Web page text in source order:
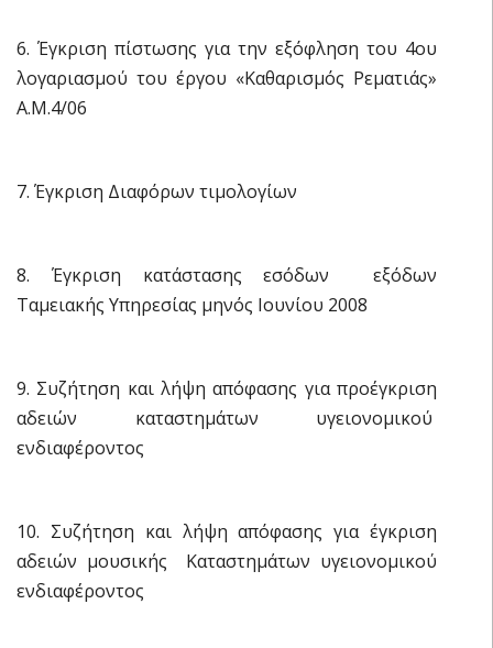
6. Έγκριση πίστωσης για την εξόφληση του 4ου
λογαριασμού του έργου «Καθαρισμός Ρεματιάς»
Α.Μ.4/06
7. Έγκριση Διαφόρων τιμολογίων
8. Έγκριση κατάστασης εσόδων  εξόδων
Ταμειακής Υπηρεσίας μηνός Ιουνίου 2008
9. Συζήτηση και λήψη απόφασης για προέγκριση
αδειών καταστημάτων υγειονομικού
ενδιαφέροντος
10. Συζήτηση και λήψη απόφασης για έγκριση
αδειών μουσικής Καταστημάτων υγειονομικού
ενδιαφέροντος